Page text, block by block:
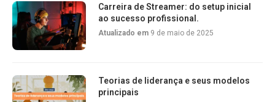
Carreira de Streamer: do setup inicial
ao sucesso profissional.
Atualizado em 9 de maio de 2025
Teorias de liderança e seus modelos
principais